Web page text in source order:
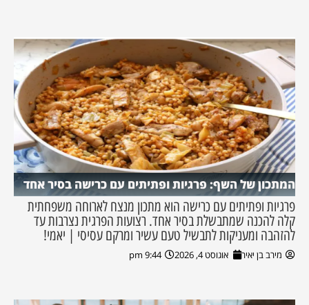
המתכון של השף: פרגיות ופתיתים עם כרישה בסיר אחד
פרגיות ופתיתים עם כרישה הוא מתכון מנצח לארוחה משפחתית
קלה להכנה שמתבשלת בסיר אחד. רצועות הפרגית נצרבות עד
להזהבה ומעניקות לתבשיל טעם עשיר ומרקם עסיסי | יאמי!
מירב בן יאיר אוגוסט 4, 2026 9:44 pm